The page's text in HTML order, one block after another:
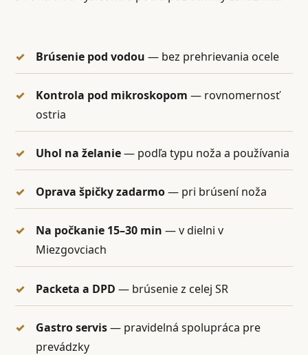
Brúsenie pod vodou — bez prehrievania ocele
Kontrola pod mikroskopom — rovnomernosť
ostria
Uhol na želanie— podľa typu noža a používania
Oprava špičky zadarmo— pri brúsení noža
Na počkanie 15–30 min — v dielni v
Miezgovciach
Packeta a DPD — brúsenie z celej SR
Gastro servis— pravidelná spolupráca pre
prevádzky